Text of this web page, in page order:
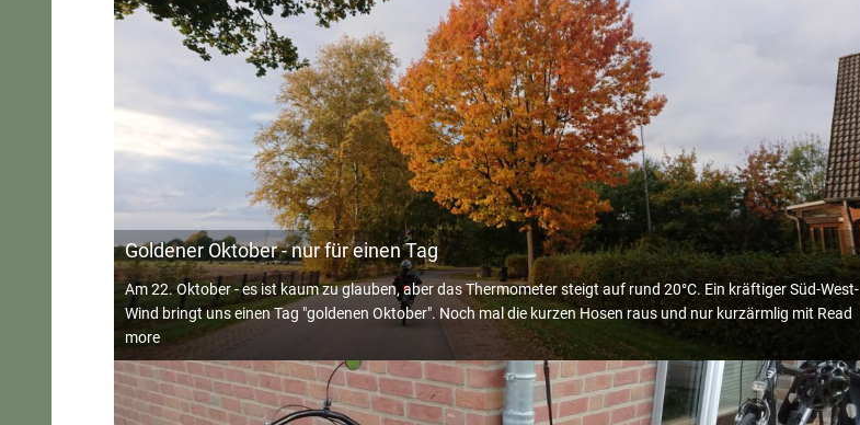
Goldener Oktober - nur für einen Tag
Am 22. Oktober - es ist kaum zu glauben, aber das Thermometer steigt auf rund 20°C. Ein kräftiger Süd-West-
Wind bringt uns einen Tag "goldenen Oktober". Noch mal die kurzen Hosen raus und nur kurzärmlig mit Read
more